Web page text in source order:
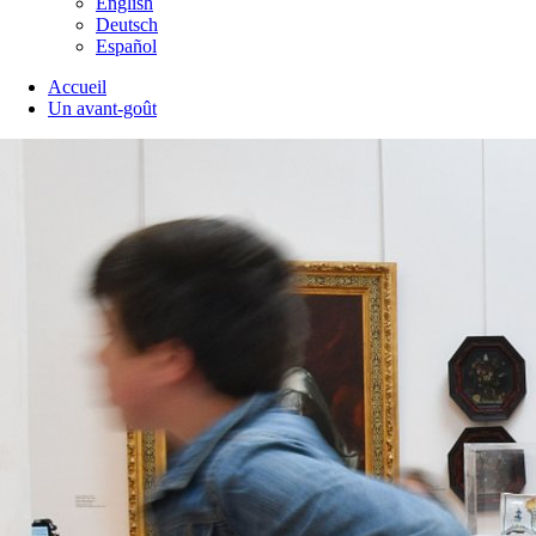
Deutsch
Español
Accueil
Un avant-goût